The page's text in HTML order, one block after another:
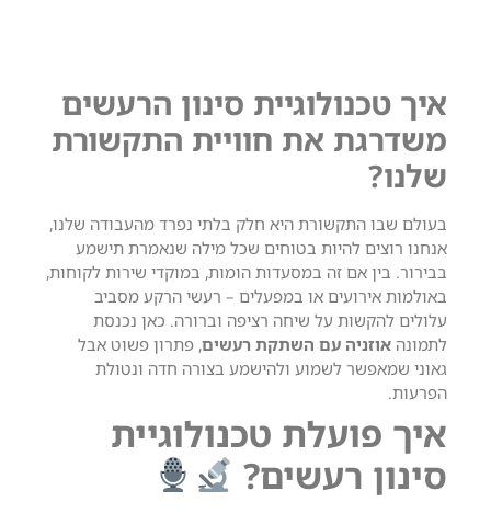
איך טכנולוגיית סינון הרעשים
משדרגת את חוויית התקשורת
שלנו?
בעולם שבו התקשורת היא חלק בלתי נפרד מהעבודה שלנו,
אנחנו רוצים להיות בטוחים שכל מילה שנאמרת תישמע
בבירור. בין אם זה במסעדות הומות, במוקדי שירות לקוחות,
באולמות אירועים או במפעלים – רעשי הרקע מסביב
עלולים להקשות על שיחה רציפה וברורה. כאן נכנסת
לתמונה אוזניה עם השתקת רעשים, פתרון פשוט אבל
גאוני שמאפשר לשמוע ולהישמע בצורה חדה ונטולת
הפרעות.
איך פועלת טכנולוגיית
סינון רעשים?